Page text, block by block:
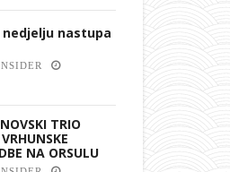
nastupa
TRIO
NA ORSULU